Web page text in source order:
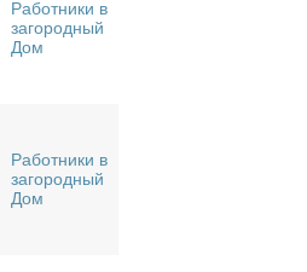
Работники в
загородный
Дом
Работники в
загородный
Дом